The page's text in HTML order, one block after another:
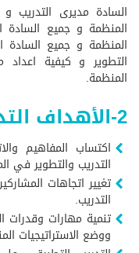
السادة مديرى التدريب
المنظمة و جميع
المنظمة و جميع السادة
التطوير و كيفية اعداد
المنظمة.
2-الأهداف التدريبية
اكتساب المفاهيم
التدريب والتطوير في
تغيير اتجاهات
التدريب.
تنمية مهارات وقدرات
ووضع الاستراتيجيات